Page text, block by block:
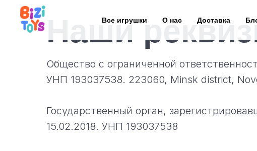
Все игрушки О нас Доставка
Наши
Общество с ограниченной
УНП 193037538. 223060, Minsk district,
Государственный орган,
15.02.2018. УНП 193037538